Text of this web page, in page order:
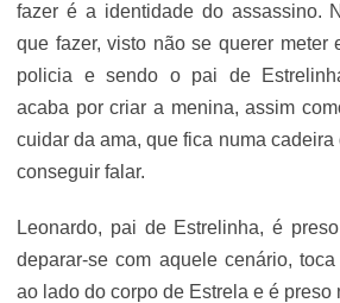
fazer é a identidade do assassino.
que fazer, visto não se querer meter
policia e sendo o pai de
acaba por criar a menina, assim
cuidar da ama, que fica numa
conseguir falar.
Leonardo, pai de Estrelinha, é
deparar-se com aquele cenário,
ao lado do corpo de Estrela e é preso